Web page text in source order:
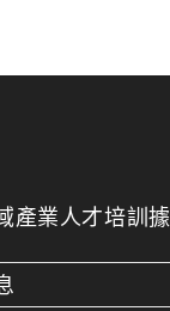
產業人才培訓據